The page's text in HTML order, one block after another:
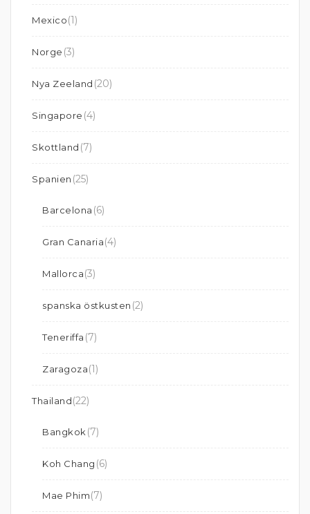
Mexico(1)
Norge (3)
Nya Zeeland (20)
Singapore (4)
Skottland (7)
Spanien (25)
Barcelona (6)
Gran Canaria(4)
Mallorca(3)
spanska östkusten (2)
Teneriffa (7)
Zaragoza(1)
Thailand(22)
Bangkok(7)
Koh Chang (6)
Mae Phim(7)